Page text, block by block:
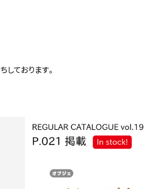
ております。